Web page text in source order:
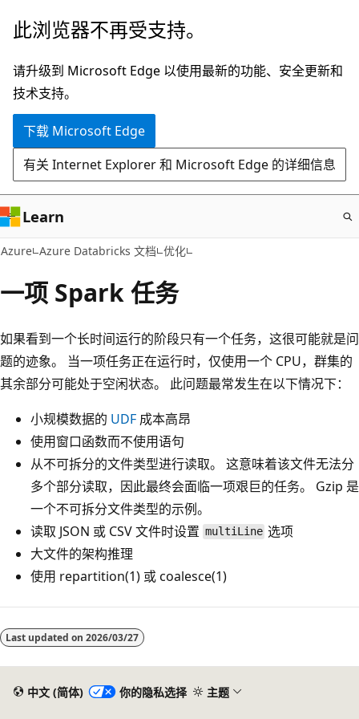
跳
主
要
内
此浏览器不再受支持。
请升级到 Microsoft Edge 以使用最新的功能、安全更新和
技术支持。
下载 Microsoft Edge
有关 Internet Explorer 和 Microsoft Edge 的详细信息
Learn
Azure Azure Databricks 文档 优化
一项 Spark 任务
如果看到一个长时间运行的阶段只有一个任务，这很可能就是问
题的迹象。 当一项任务正在运行时，仅使用一个 CPU，群集的
其余部分可能处于空闲状态。 此问题最常发生在以下情况下：
小规模数据的 UDF 成本高昂
使用窗口函数而不使用语句
从不可拆分的文件类型进行读取。 这意味着该文件无法分
多个部分读取，因此最终会面临一项艰巨的任务。 Gzip 是
一个不可拆分文件类型的示例。
读取 JSON 或 CSV 文件时设置 multiLine 选项
大文件的架构推理
使用 repartition(1) 或 coalesce(1)
阅
读Last updated on 2026/03/27
中文 (简体) 你的隐私选择 主题